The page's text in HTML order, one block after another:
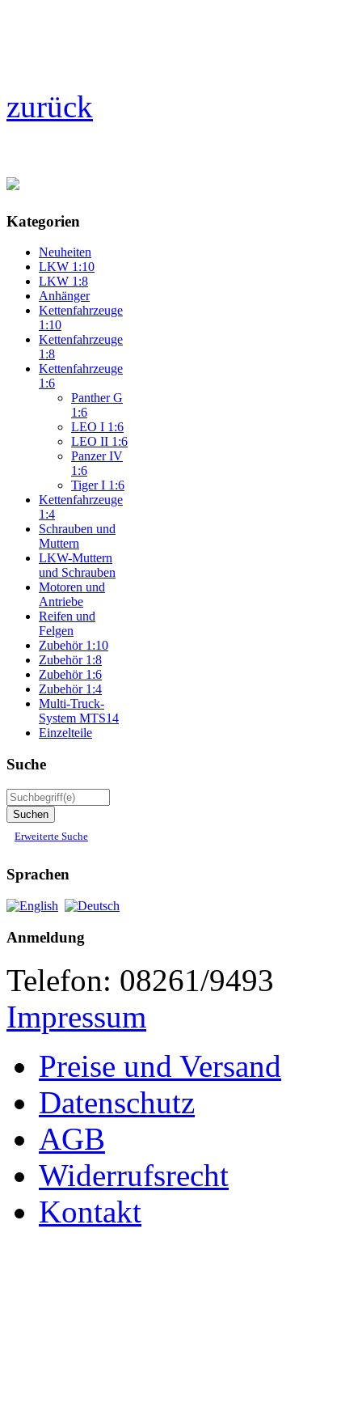
zurück
Kategorien
Neuheiten
LKW 1:10
LKW 1:8
Anhänger
Kettenfahrzeuge
1:10
Kettenfahrzeuge
1:8
Kettenfahrzeuge
1:6
Panther G
1:6
LEO I 1:6
LEO II 1:6
Panzer IV
1:6
Tiger I 1:6
Kettenfahrzeuge
1:4
Schrauben und
Muttern
LKW-Muttern
und Schrauben
Motoren und
Antriebe
Reifen und
Felgen
Zubehör 1:10
Zubehör 1:8
Zubehör 1:6
Zubehör 1:4
Multi-Truck-
System MTS14
Einzelteile
Suche
Erweiterte Suche
Sprachen
Anmeldung
Telefon: 08261/9493
Impressum
Preise und Versand
Datenschutz
AGB
Widerrufsrecht
Kontakt